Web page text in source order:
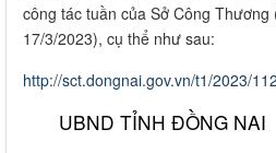
công tác tuần của Sở Công
17/3/2023), cụ thể như sau:
http://sct.dongnai.gov.vn/t1/2023/
UBND TỈNH ĐỒNG NAI